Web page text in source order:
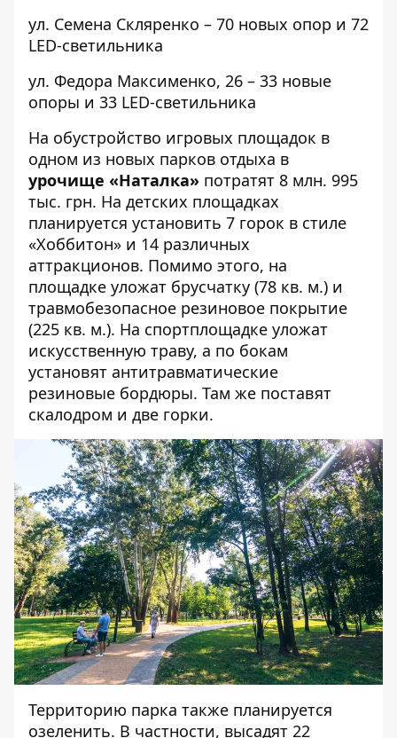
ул. Семена Скляренко – 70 новых опор и 72
LED-светильника
ул. Федора Максименко, 26 – 33 новые
опоры и 33 LED-светильника
На обустройство игровых площадок в
одном из новых парков отдыха в
урочище «Наталка» потратят 8 млн. 995
тыс. грн. На детских площадках
планируется установить 7 горок в стиле
«Хоббитон» и 14 различных
аттракционов. Помимо этого, на
площадке уложат брусчатку (78 кв. м.) и
травмобезопасное резиновое покрытие
(225 кв. м.). На спортплощадке уложат
искусственную траву, а по бокам
установят антитравматические
резиновые бордюры. Там же поставят
скалодром и две горки.
Территорию парка также планируется
озеленить. В частности, высадят 22